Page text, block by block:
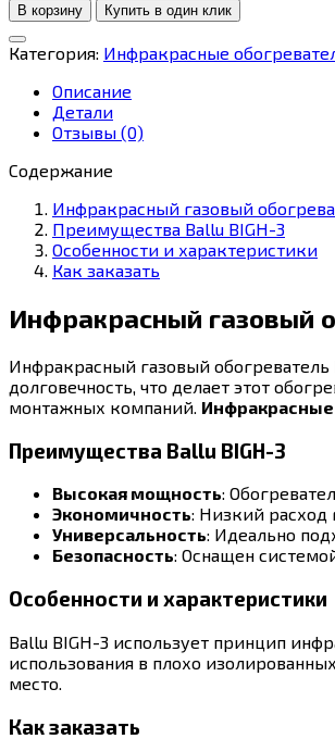
Обогреватель
инфракрасный
газовый
Ballu
BIGH-
В корзину Купить в один клик
Категория: Инфракрасные
Описание
Детали
Отзывы (0)
Содержание
Инфракрасный газовый
Преимущества Ballu BIGH-3
Особенности и характеристики
Как заказать
Инфракрасный газовый
Инфракрасный газовый
долговечность, что делает этот
монтажных компаний.
Преимущества Ballu BIGH-3
Высокая мощность:
Экономичность: Низкий расход
Универсальность: Идеально
Безопасность: Оснащен
Особенности и характеристики
Ballu BIGH-3 использует принцип
использования в плохо
место.
Как заказать